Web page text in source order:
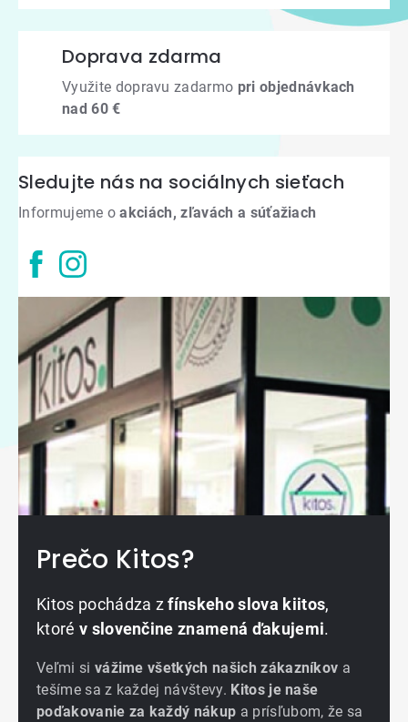
Doprava zdarma
Využite dopravu zadarmo pri objednávkach
nad 60 €
Sledujte nás na sociálnych sieťach
Informujeme oakciách, zľavách a súťažiach
Prečo Kitos?
Kitos pochádza zfínskeho slova kiitos,
ktoré v slovenčine znamená ďakujemi.
Veľmi si vážime všetkých našich zákazníkov a
tešíme sa z každej návštevy. Kitos je naše
poďakovanie za každý nákup a prísľubom, že sa